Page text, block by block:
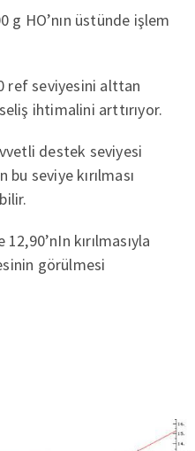
g HO’nın üstünde işlem
ref seviyesini alttan
ihtimalini arttırıyor.
destek seviyesi
bu seviye kırılması
kırılmasıyla
görülmesi